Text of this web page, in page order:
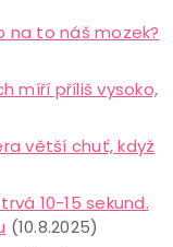
na to náš mozek?
míří příliš vysoko,
větší chuť, když
10-15 sekund.
(10.8.2025)